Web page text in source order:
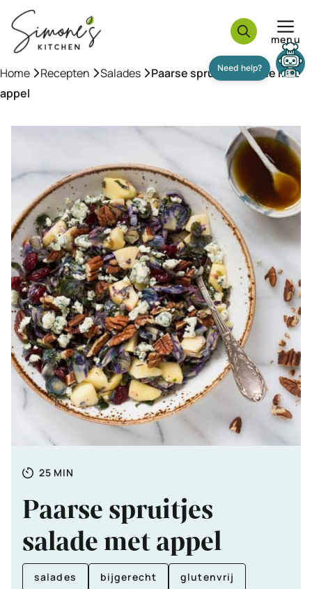
naar
inhoud
menu
Home »Recepten »Salades »Paarse spruitjes salade met
appel
Totale
25 MINUTEN
MIN
Paarse spruitjes
salade met appel
salades bijgerecht glutenvrij